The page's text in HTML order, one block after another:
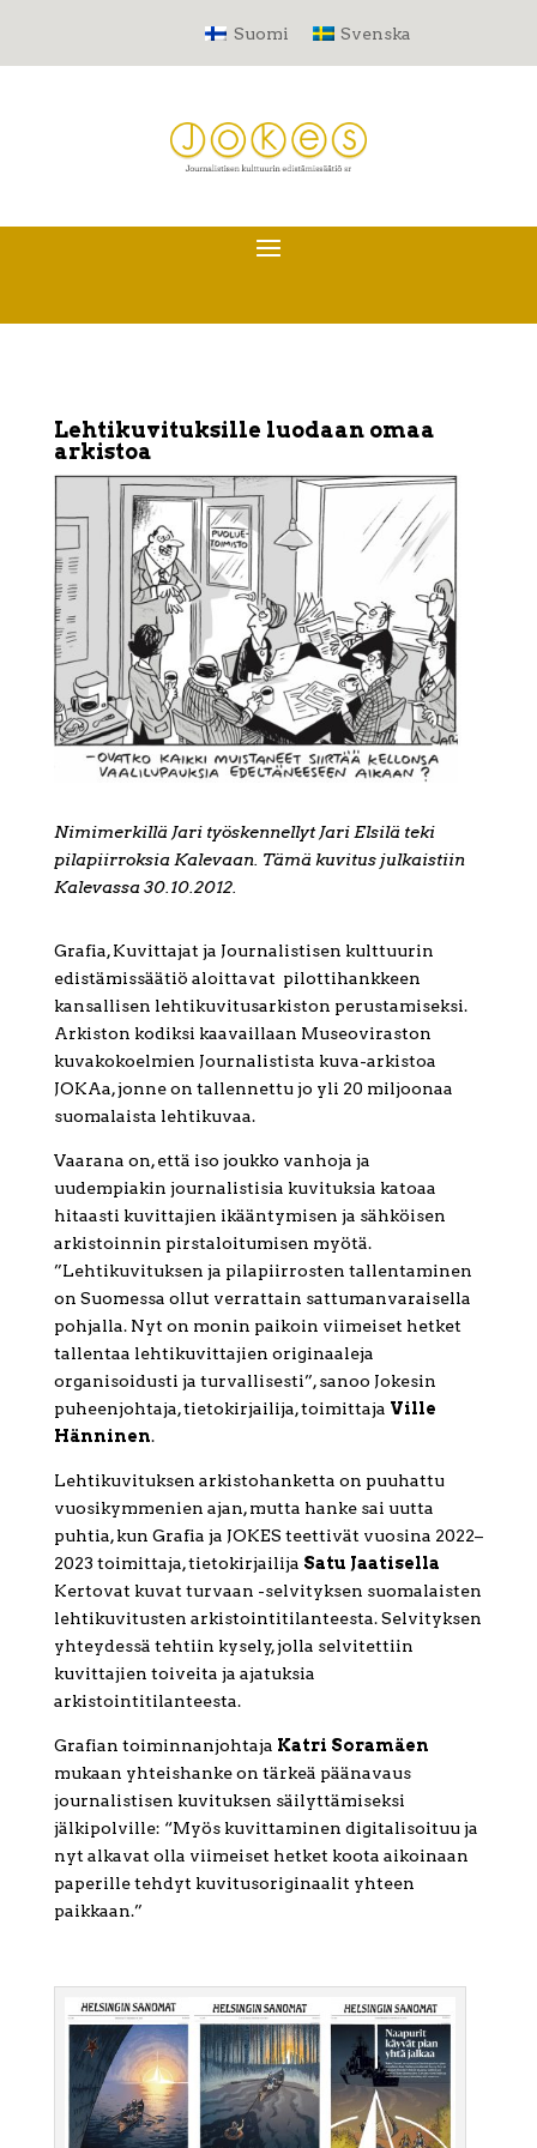
Suomi Svenska
Lehtikuvituksille luodaan omaa
arkistoa
Nimimerkillä Jari työskennellyt Jari Elsilä teki
pilapiirroksia Kalevaan. Tämä kuvitus julkaistiin
Kalevassa 30.10.2012.
Grafia, Kuvittajat ja Journalistisen kulttuurin
edistämissäätiö aloittavat pilottihankkeen
kansallisen lehtikuvitusarkiston perustamiseksi.
Arkiston kodiksi kaavaillaan Museoviraston
kuvakokoelmien Journalistista kuva-arkistoa
JOKAa, jonne on tallennettu jo yli 20 miljoonaa
suomalaista lehtikuvaa.
Vaarana on, että iso joukko vanhoja ja
uudempiakin journalistisia kuvituksia katoaa
hitaasti kuvittajien ikääntymisen ja sähköisen
arkistoinnin pirstaloitumisen myötä.
”Lehtikuvituksen ja pilapiirrosten tallentaminen
on Suomessa ollut verrattain sattumanvaraisella
pohjalla. Nyt on monin paikoin viimeiset hetket
tallentaa lehtikuvittajien originaaleja
organisoidusti ja turvallisesti”, sanoo Jokesin
puheenjohtaja, tietokirjailija, toimittaja Ville
Hänninen.
Lehtikuvituksen arkistohanketta on puuhattu
vuosikymmenien ajan, mutta hanke sai uutta
puhtia, kun Grafia ja JOKES teettivät vuosina 2022–
2023 toimittaja, tietokirjailija Satu Jaatisella
Kertovat kuvat turvaan -selvityksen suomalaisten
lehtikuvitusten arkistointitilanteesta. Selvityksen
yhteydessä tehtiin kysely, jolla selvitettiin
kuvittajien toiveita ja ajatuksia
arkistointitilanteesta.
Grafian toiminnanjohtaja Katri Soramäen
mukaan yhteishanke on tärkeä päänavaus
journalistisen kuvituksen säilyttämiseksi
jälkipolville: “Myös kuvittaminen digitalisoituu ja
nyt alkavat olla viimeiset hetket koota aikoinaan
paperille tehdyt kuvitusoriginaalit yhteen
paikkaan.”